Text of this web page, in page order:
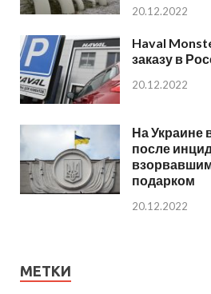
20.12.2022
Haval
заказу в
20.12.2022
На Украине
после
подарком
20.12.2022
МЕТКИ